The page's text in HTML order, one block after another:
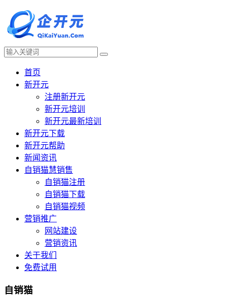
首页
新开元
注册新开元
新开元培训
新开元最新培训
新开元下载
新开元帮助
新闻资讯
自销猫慧销售
自销猫注册
自销猫下载
自销猫视频
营销推广
网站建设
营销资讯
关于我们
免费试用
自销猫